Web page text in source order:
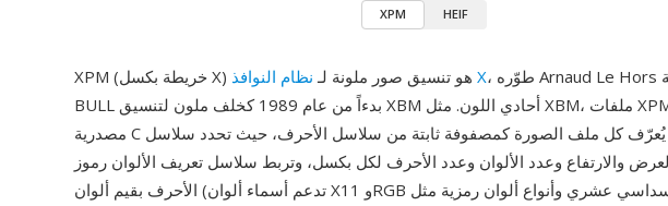
XPM HEIF
XPM (خريطة بكسل X) هو تنسيق صور ملونة لـ نظام النوافذ X، طوّره Arnaud Le Hors في مجموعة
BULL بدءاً من عام 1989 كخلف ملون لتنسيق XBM أحادي اللون. مثل XBM، ملفات XPM هي شيفرة
مصدرية C صالحة — يُعرّف كل ملف الصورة كمصفوفة ثابتة من سلاسل الأحرف، حيث تحدد سلاسل
والارتفاع وعدد الألوان وعدد الأحرف لكل بكسل، وتربط سلاسل تعريف الألوان رموز
الأحرف بقيم ألوان (تدعم أسماء ألوان X11 وRGB السداسي عشري وأنواع ألوان رمزية مثل